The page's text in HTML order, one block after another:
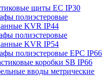
щиты EC IP30
полиэстеровые
KVR IP44
полиэстеровые
KVR IP54
полиэстеровые EPC IP66
коробки SB IP66
вводы метрические